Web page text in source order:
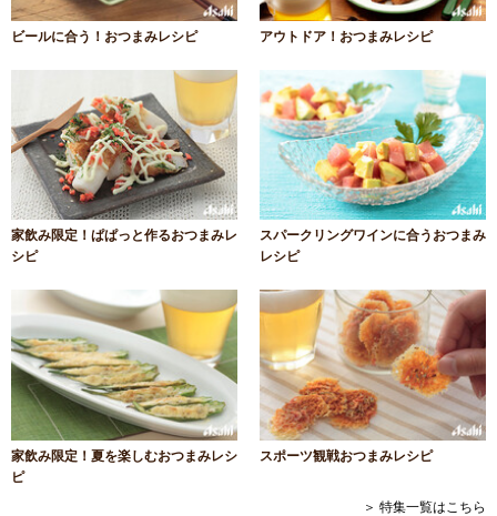
ビールに合う！おつまみレシピ アウトドア！おつまみレシピ
家飲み限定！ぱぱっと作るおつまみレ
シピ
スパークリングワインに合うおつまみ
レシピ
家飲み限定！夏を楽しむおつまみレシ
ピ
スポーツ観戦おつまみレシピ
＞ 特集一覧はこちら